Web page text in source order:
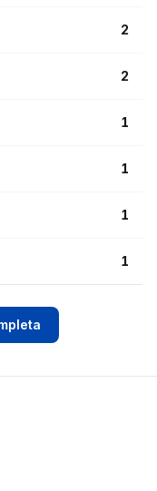
2
2
1
1
1
1